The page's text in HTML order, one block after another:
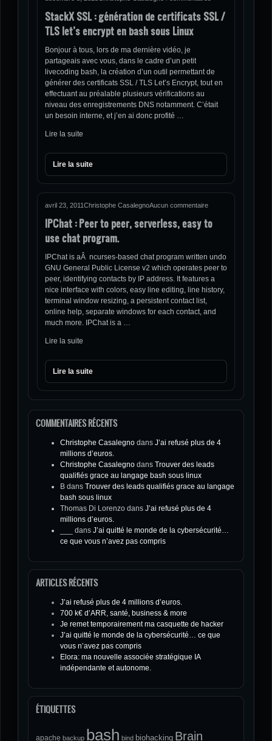
StackX SSL : génération de certificats SSL /
TLS let’s encrypt en bash sous Linux
Bonjour à tous, lors de ma dernière vidéo, je
partageais avec vous, dans le cadre d’un petit
livecoding bash, la création d’un outil permettant de
générer des certificats SSL / TLS Let’s Encrypt, tout en
effectuant au préalable plusieurs vérifications au
niveau des enregistrements DNS notamment. C’était
un besoin interne, et j’en ai donc profité …
Lire la suite
Lire la suite
avril 23, 2011Christophe CasalegnoAucun commentaire
IPChat : Peer to peer, serverless, easy to
use chat program.
IPChat is aÂ ncurses-based chat program written undo
GNU General Public License v2 which operates peer to
peer, identifying contacts by IP address. It features a
nice interface with colors, easy line editing, line history,
terminal window resizing, a persistent contact list,
online help, separate windows for each contact, and
much more. IPChat is a …
Lire la suite
Lire la suite
COMMENTAIRES RÉCENTS
Christophe Casalegno dans J’ai refusé plus de 4
millions d’euros.
Christophe Casalegno dans Trouver des leads
qualifiés grace au langage bash sous linux
B dans Trouver des leads qualifiés grace au langage
bash sous linux
Thomas Di Lorenzo dans J’ai refusé plus de 4
millions d’euros.
dans J’ai quitté le monde de la cybersécurité…
ce que vous n’avez pas compris
ARTICLES RÉCENTS
J’ai refusé plus de 4 millions d’euros.
700 k€ d’ARR, santé, business & more
Je remet temporairement ma casquette de hacker
J’ai quitté le monde de la cybersécurité… ce que
vous n’avez pas compris
Elora: ma nouvelle associée stratégique IA
indépendante et autonome.
ÉTIQUETTES
apache backup bash bind biohacking Brain